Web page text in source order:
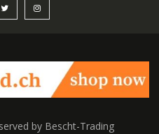
by Bescht-Trading